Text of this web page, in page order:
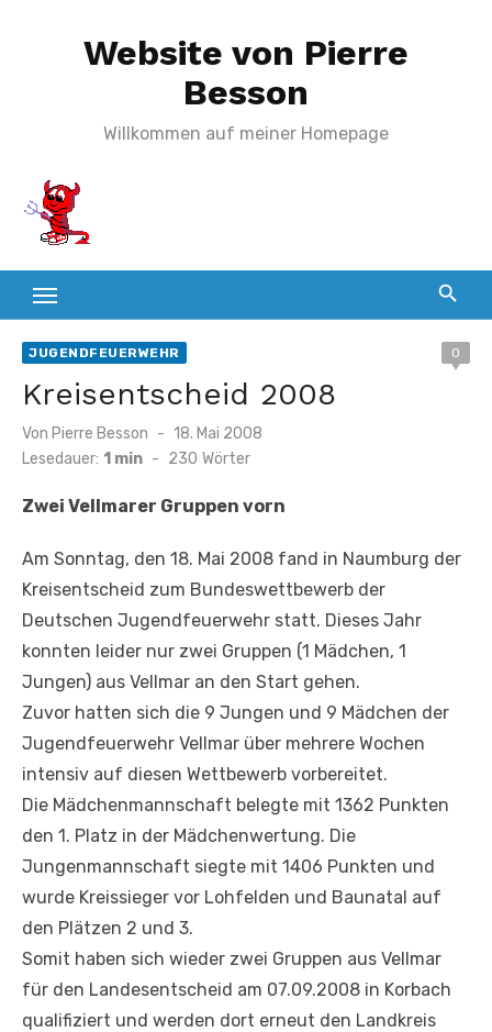
Website von Pierre
Besson
Willkommen auf meiner Homepage
JUGENDFEUERWEHR 0
Kreisentscheid 2008
Von Pierre Besson
Veröffentlicht
am
18. Mai 2008
Lesedauer: 1 min - 230 Wörter
Zwei Vellmarer Gruppen vorn
Am Sonntag, den 18. Mai 2008 fand in Naumburg der
Kreisentscheid zum Bundeswettbewerb der
Deutschen Jugendfeuerwehr statt. Dieses Jahr
konnten leider nur zwei Gruppen (1 Mädchen, 1
Jungen) aus Vellmar an den Start gehen.
Zuvor hatten sich die 9 Jungen und 9 Mädchen der
Jugendfeuerwehr Vellmar über mehrere Wochen
intensiv auf diesen Wettbewerb vorbereitet.
Die Mädchenmannschaft belegte mit 1362 Punkten
den 1. Platz in der Mädchenwertung. Die
Jungenmannschaft siegte mit 1406 Punkten und
wurde Kreissieger vor Lohfelden und Baunatal auf
den Plätzen 2 und 3.
Somit haben sich wieder zwei Gruppen aus Vellmar
für den Landesentscheid am 07.09.2008 in Korbach
qualifiziert und werden dort erneut den Landkreis